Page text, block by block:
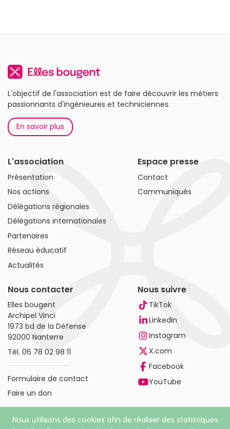
L'objectif de l'association est de faire découvrir les métiers
passionnants d'ingénieures et techniciennes.
En savoir plus
L'association
Présentation
Nos actions
Délégations régionales
Délégations internationales
Partenaires
Réseau éducatif
Actualités
Espace presse
Contact
Communiqués
Nous contacter
Elles bougent
Archipel Vinci
1973 bd de la Défense
92000 Nanterre
Tél. 06 78 02 98 11
Formulaire de contact
Faire un don
Nous suivre
TikTok
LinkedIn
Instagram
X.com
Facebook
YouTube
Nous utilisons des cookies afin de réaliser des statistiques